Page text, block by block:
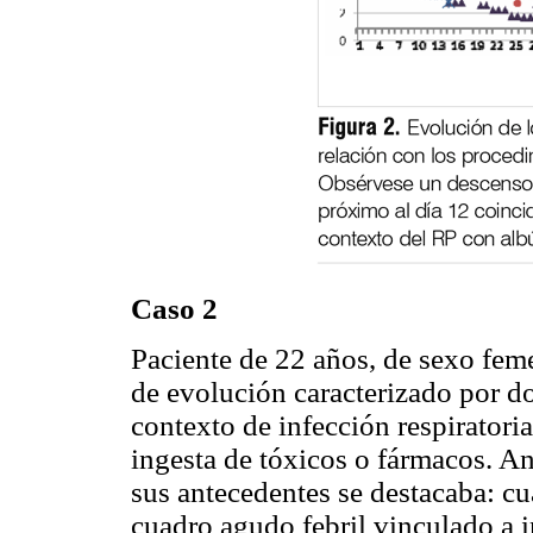
Caso 2
Paciente de 22 años, de sexo
de evolución caracterizado por
contexto de infección
ingesta de tóxicos o fármacos.
sus antecedentes se destacaba:
cuadro agudo febril vinculado a